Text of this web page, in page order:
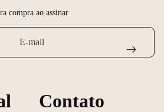
Contato
compra ao assinar